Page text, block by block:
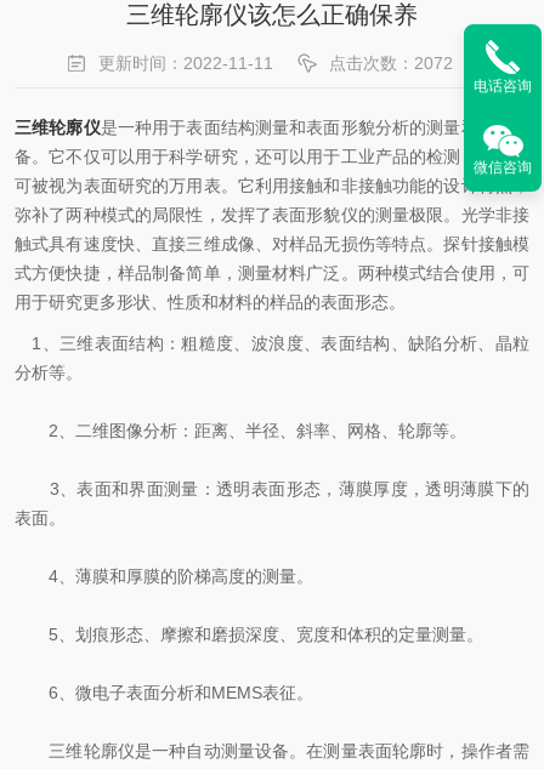
三维轮廓仪该怎么正确保养
更新时间：2022-11-11 点击次数：2072
三维轮廓仪是一种用于表面结构测量和表面形貌分析的测量和计量设
备。它不仅可以用于科学研究，还可以用于工业产品的检测，该仪器
可被视为表面研究的万用表。它利用接触和非接触功能的设计特点，
弥补了两种模式的局限性，发挥了表面形貌仪的测量极限。光学非接
触式具有速度快、直接三维成像、对样品无损伤等特点。探针接触模
式方便快捷，样品制备简单，测量材料广泛。两种模式结合使用，可
用于研究更多形状、性质和材料的样品的表面形态。
1、三维表面结构：粗糙度、波浪度、表面结构、缺陷分析、晶粒
分析等。
2、二维图像分析：距离、半径、斜率、网格、轮廓等。
3、表面和界面测量：透明表面形态，薄膜厚度，透明薄膜下的
表面。
4、薄膜和厚膜的阶梯高度的测量。
5、划痕形态、摩擦和磨损深度、宽度和体积的定量测量。
6、微电子表面分析和MEMS表征。
三维轮廓仪是一种自动测量设备。在测量表面轮廓时，操作者需
电话咨询
微信咨询